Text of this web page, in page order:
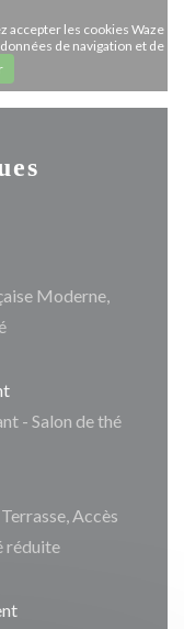
accepter les cookies Waze
de navigation et de
Moderne,
- Salon de thé
Accès
réduite